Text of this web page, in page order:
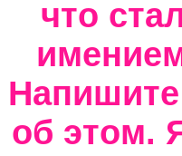
что
об этом.